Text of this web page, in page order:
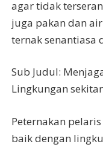
agar tidak
juga pakan dan
ternak senantiasa
Sub Judul:
Lingkungan sekitar
Peternakan
baik dengan